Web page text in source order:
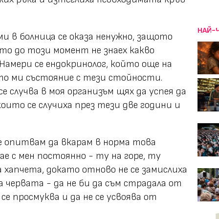
в болница се оказа ненужно, защото
до този момент не знаех какво
се ендокринолог, който още на
ми състояние с тези стойности.
случва в моя организъм щях да успея да
се случиха през тези две години и
опитвам да вкарам в норма това
с мен постоянно - ту на горе, ту
хапчета, докато отново не се замислиха
червата - да не би да съм страдала от
просмуква и да не се усвоява от
НАЙ-